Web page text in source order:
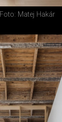
Foto: Matej Hakár